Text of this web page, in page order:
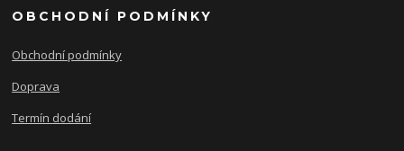
OBCHODNÍ PODMÍNKY
Obchodní podmínky
Doprava
Termín dodání